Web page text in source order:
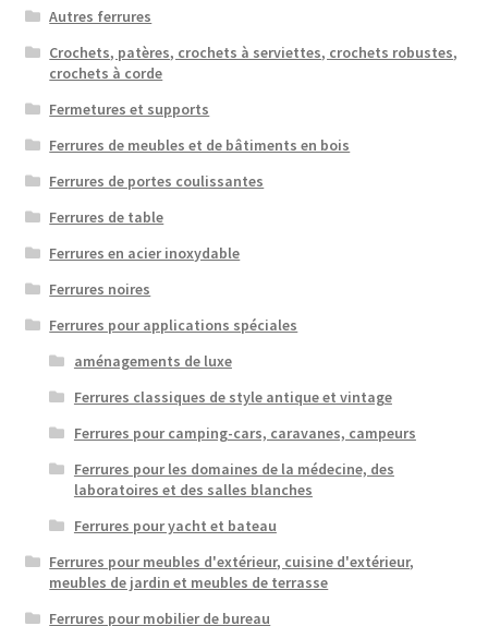
Autres ferrures
Crochets, patères, crochets à serviettes, crochets robustes,
crochets à corde
Fermetures et supports
Ferrures de meubles et de bâtiments en bois
Ferrures de portes coulissantes
Ferrures de table
Ferrures en acier inoxydable
Ferrures noires
Ferrures pour applications spéciales
aménagements de luxe
Ferrures classiques de style antique et vintage
Ferrures pour camping-cars, caravanes, campeurs
Ferrures pour les domaines de la médecine, des
laboratoires et des salles blanches
Ferrures pour yacht et bateau
Ferrures pour meubles d'extérieur, cuisine d'extérieur,
meubles de jardin et meubles de terrasse
Ferrures pour mobilier de bureau